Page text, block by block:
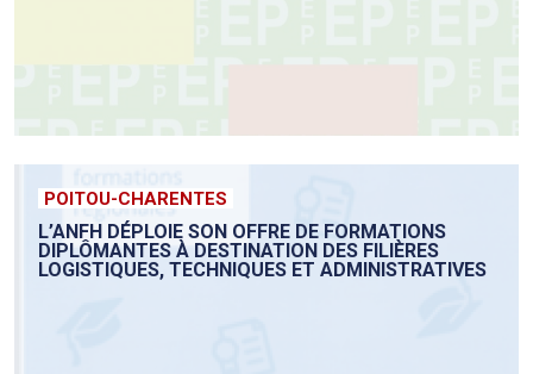
POITOU-CHARENTES
L’ANFH DÉPLOIE SON OFFRE DE FORMATIONS
DIPLÔMANTES À DESTINATION DES FILIÈRES
LOGISTIQUES, TECHNIQUES ET ADMINISTRATIVES